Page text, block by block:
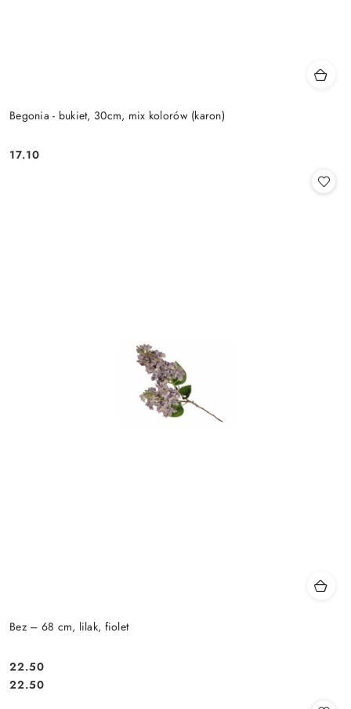
Begonia - bukiet, 30cm, mix kolorów (karon)
Cena:
17.10
Bez – 68 cm, lilak, fiolet
Cena:
22.50
Cena:
22.50